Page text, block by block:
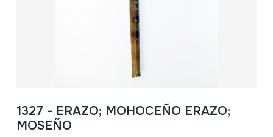
1327 - ERAZO; MOHOCEÑO ERAZO;
MOSEÑO